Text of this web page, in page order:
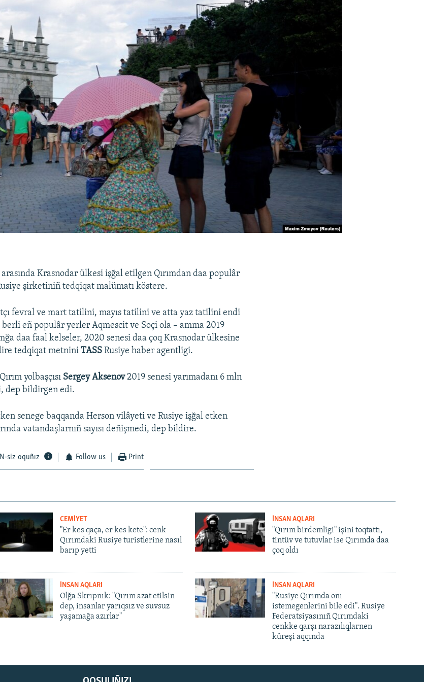
Krasnodar ülkesi işğal etilgen Qırımdan daa populâr
şirketiniñ tedqiqat malümatı köstere.
fevral ve mart tatilini, mayıs tatilini ve atta yaz tatilini endi
berli eñ populâr yerler Aqmescit ve Soçi ola – amma 2019
daa faal kelseler, 2020 senesi daa çoq Krasnodar ülkesine
tedqiqat metniniTASSRusiye haber agentligi.
yolbaşçısı Sergey Aksenov2019 senesi yarımadanı 6 mln
dep bildirgen edi.
senege baqqanda Herson vilâyeti ve Rusiye işğal etken
vatandaşlarnıñ sayısı deñişmedi, dep bildire.
siz oquñız Follow us Print
CEMİYET
"Er kes qaça, er kes kete": cenk
Qırımdaki Rusiye turistlerine nasıl
barıp yetti
İNSAN AQLARI
"Qırım birdemligi" işini toqtattı,
tintüv ve tutuvlar ise Qırımda daa
çoq oldı
İNSAN AQLARI
Olğa Skrıpnık: "Qırım azat etilsin
dep, insanlar yarıqsız ve suvsuz
yaşamağa azırlar"
İNSAN AQLARI
"Rusiye Qırımda onı
istemegenlerini bile edi". Rusiye
Federatsiyasınıñ Qırımdaki
cenkke qarşı narazılıqlarnen
küreşi aqqında